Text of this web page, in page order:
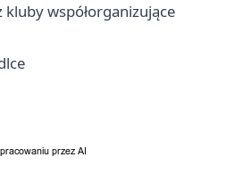
współorganizujące